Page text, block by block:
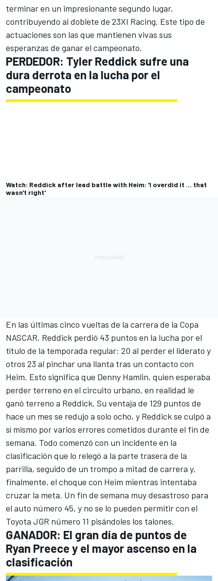
terminar en un impresionante segundo lugar,
contribuyendo al doblete de 23XI Racing. Este tipo de
actuaciones son las que mantienen vivas sus
esperanzas de ganar el campeonato.
PERDEDOR: Tyler Reddick sufre una
dura derrota en la lucha por el
campeonato
Watch: Reddick after lead battle with Heim: 'I overdid it ... that
wasn't right'
En las últimas cinco vueltas de la carrera de la Copa
NASCAR, Reddick perdió 43 puntos en la lucha por el
título de la temporada regular: 20 al perder el liderato y
otros 23 al pinchar una llanta tras un contacto con
Heim. Esto significa que Denny Hamlin, quien esperaba
perder terreno en el circuito urbano, en realidad le
ganó terreno a Reddick. Su ventaja de 129 puntos de
hace un mes se redujo a solo ocho, y Reddick se culpó a
sí mismo por varios errores cometidos durante el fin de
semana. Todo comenzó con un incidente en la
clasificación que lo relegó a la parte trasera de la
parrilla, seguido de un trompo a mitad de carrera y,
finalmente, el choque con Heim mientras intentaba
cruzar la meta. Un fin de semana muy desastroso para
el auto número 45, y no se lo pueden permitir con el
Toyota JGR número 11 pisándoles los talones.
GANADOR: El gran día de puntos de
Ryan Preece y el mayor ascenso en la
clasificación